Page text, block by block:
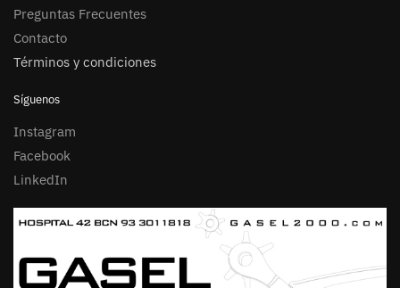
Preguntas Frecuentes
Contacto
Términos y condiciones
Síguenos
Instagram
Facebook
LinkedIn